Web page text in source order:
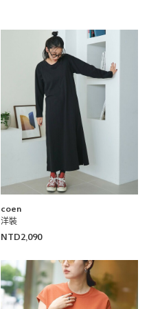
coen
洋裝
NTD2,090